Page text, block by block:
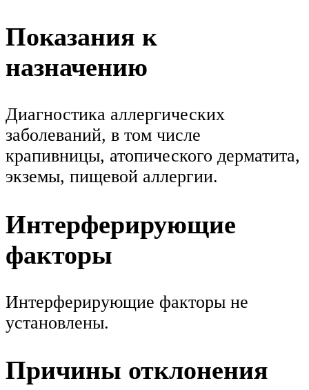
Показания к
назначению
Диагностика аллергических
заболеваний, в том числе
крапивницы, атопического дерматита,
экземы, пищевой аллергии.
Интерферирующие
факторы
Интерферирующие факторы не
установлены.
Причины отклонения